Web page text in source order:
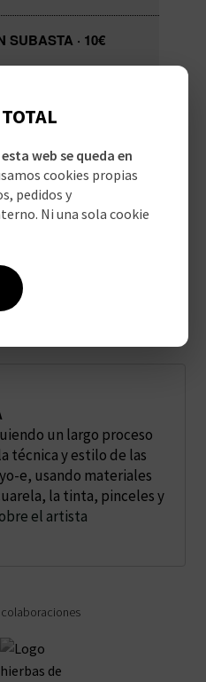
SUBASTA · 10€
un largo proceso
técnica y estilo de las
e, usando materiales
la tinta, pinceles y
el artista
web se queda en
cookies propias
pedidos y
Ni una sola cookie